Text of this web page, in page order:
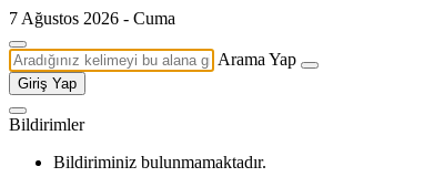
7 Ağustos 2026 - Cuma
Arama Yap
Giriş Yap
Bildirimler
Bildiriminiz bulunmamaktadır.